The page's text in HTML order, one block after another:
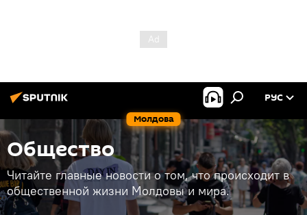
Молдова
РУС
Общество
Читайте главные новости о том, что происходит в
общественной жизни Молдовы и мира.